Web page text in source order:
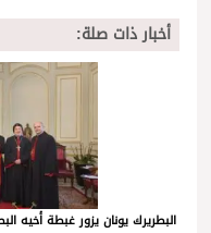
أخبار ذات صلة:
البطريرك يونان يزور غبطة أخيه